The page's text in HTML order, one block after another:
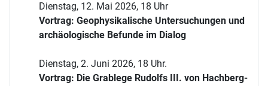
Dienstag, 12. Mai 2026, 18 Uhr
Vortrag: Geophysikalische Untersuchungen und
archäologische Befunde im Dialog
Dienstag, 2. Juni 2026, 18 Uhr.
Vortrag: Die Grablege Rudolfs III. von Hachberg-